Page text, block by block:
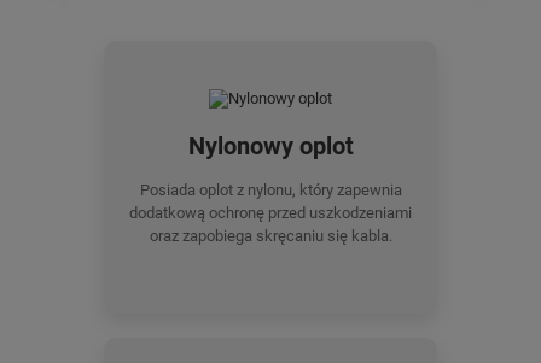
Nylonowy oplot
Posiada oplot z nylonu, który zapewnia
dodatkową ochronę przed uszkodzeniami
oraz zapobiega skręcaniu się kabla.